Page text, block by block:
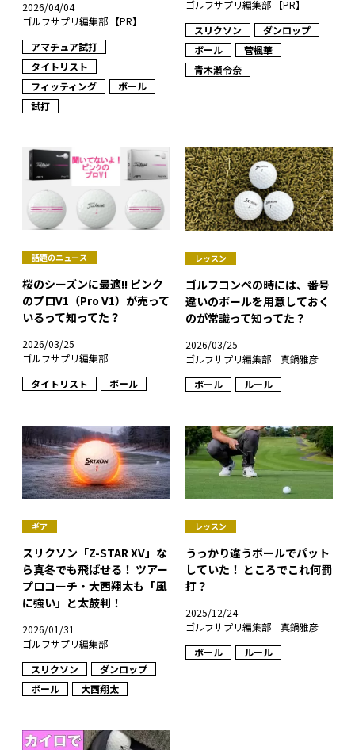
2026/04/04
ゴルフサプリ編集部 【PR】
アマチュア試打
タイトリスト
フィッティング
ボール
試打
ゴルフサプリ編集部 【PR】
スリクソン
ダンロップ
ボール
菅楓華
青木瀬令奈
話題のニュース
桜のシーズンに最適!! ピンク
のプロV1（Pro V1）が売って
いるって知ってた？
2026/03/25
ゴルフサプリ編集部
タイトリスト
ボール
レッスン
ゴルフコンペの時には、番号
違いのボールを用意しておく
のが常識って知ってた？
2026/03/25
ゴルフサプリ編集部 真鍋雅彦
ボール
ルール
ギア
スリクソン「Z-STAR XV」な
ら真冬でも飛ばせる！ ツアー
プロコーチ・大西翔太も「風
に強い」と太鼓判！
2026/01/31
ゴルフサプリ編集部
スリクソン
ダンロップ
ボール
大西翔太
レッスン
うっかり違うボールでパット
していた！ ところでこれ何罰
打？
2025/12/24
ゴルフサプリ編集部 真鍋雅彦
ボール
ルール